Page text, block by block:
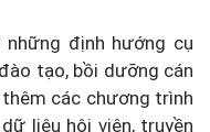
định hướng cụ
tạo, bồi dưỡng cán
các chương trình
liệu hội viên, truyền